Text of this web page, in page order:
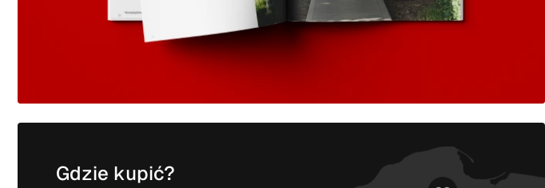
Gdzie kupić?